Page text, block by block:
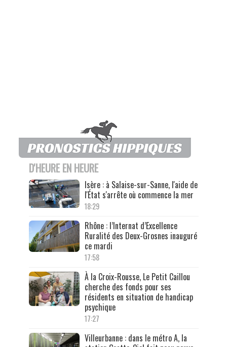
D'HEURE EN HEURE
Isère : à Salaise-sur-Sanne, l'aide de
l'État s'arrête où commence la mer
18:29
Rhône : l’Internat d’Excellence
Ruralité des Deux-Grosnes inauguré
ce mardi
17:58
À la Croix-Rousse, Le Petit Caillou
cherche des fonds pour ses
résidents en situation de handicap
psychique
17:27
Villeurbanne : dans le métro A, la